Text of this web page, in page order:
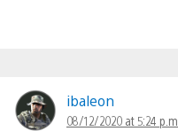
ibaleon
08/12/2020 at 5:24 p.m.